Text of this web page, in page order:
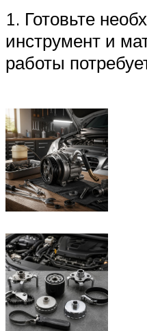
1. Готовьте
инструмент и
работы